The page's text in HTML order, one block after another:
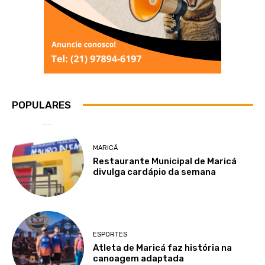
POPULARES
MARICÁ
Restaurante Municipal de Maricá
divulga cardápio da semana
ESPORTES
Atleta de Maricá faz história na
canoagem adaptada